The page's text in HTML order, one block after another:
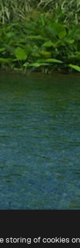
storing of cookies